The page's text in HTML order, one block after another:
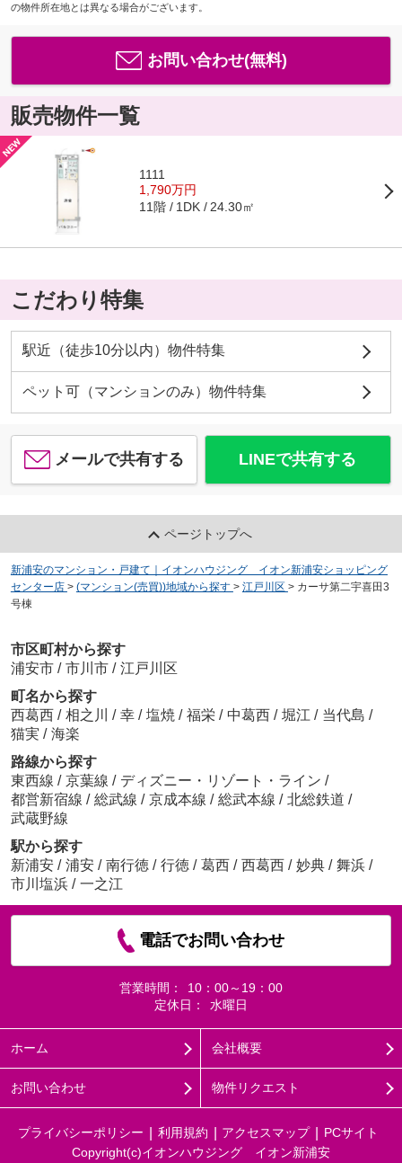
の物件所在地とは異なる場合がございます。
お問い合わせ(無料)
販売物件一覧
1111
1,790万円
11階 1DK 24.30㎡
こだわり特集
駅近（徒歩10分以内）物件特集
ペット可（マンションのみ）物件特集
メールで共有する LINEで共有する
ページトップへ
新浦安のマンション・戸建て｜イオンハウジング イオン新浦安ショッピング
センター店 > (マンション(売買))地域から探す > 江戸川区 > カーサ第二宇喜田3
号棟
市区町村から探す
浦安市 / 市川市 / 江戸川区
町名から探す
西葛西 / 相之川 / 幸 / 塩焼 / 福栄 / 中葛西 / 堀江 / 当代島 /
猫実 / 海楽
路線から探す
東西線 / 京葉線 / ディズニー・リゾート・ライン /
都営新宿線 / 総武線 / 京成本線 / 総武本線 / 北総鉄道 /
武蔵野線
駅から探す
新浦安 / 浦安 / 南行徳 / 行徳 / 葛西 / 西葛西 / 妙典 / 舞浜 /
市川塩浜 / 一之江
電話でお問い合わせ
営業時間：
10：00～19：00
定休日：
水曜日
ホーム 会社概要
お問い合わせ 物件リクエスト
プライバシーポリシー 利用規約 アクセスマップ
PCサイト
Copyright(c)イオンハウジング イオン新浦安